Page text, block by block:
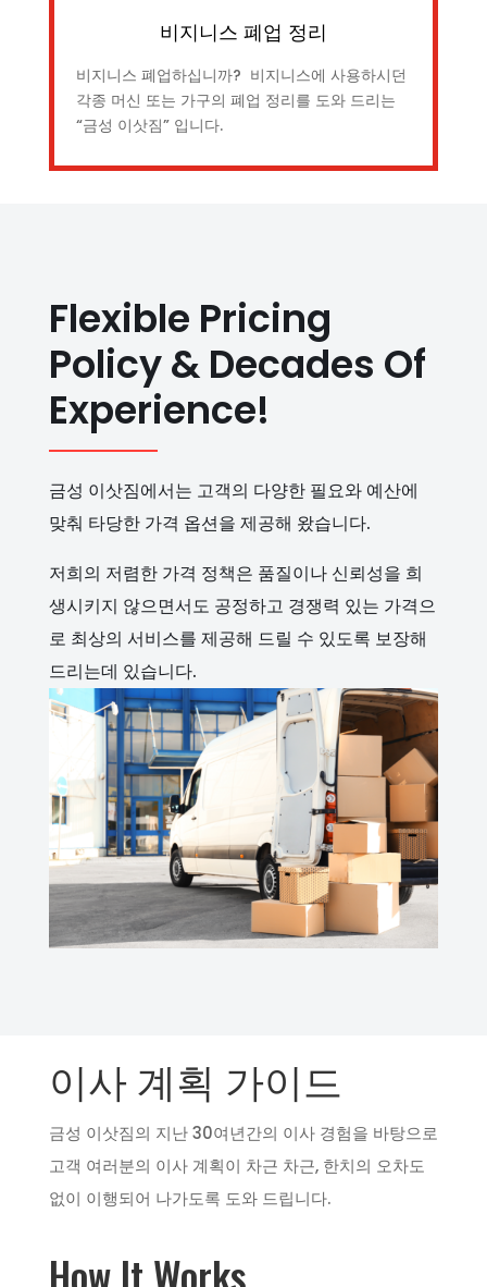
비지니스 폐업 정리
비지니스 폐업하십니까? 비지니스에 사용하시던
각종 머신 또는 가구의 폐업 정리를 도와 드리는
“금성 이삿짐” 입니다.
Flexible Pricing
Policy & Decades Of
Experience!
금성 이삿짐에서는 고객의 다양한 필요와 예산에
맞춰 타당한 가격 옵션을 제공해 왔습니다.
저희의 저렴한 가격 정책은 품질이나 신뢰성을 희
생시키지 않으면서도 공정하고 경쟁력 있는 가격으
로 최상의 서비스를 제공해 드릴 수 있도록 보장해
드리는데 있습니다.
이사 계획 가이드
금성 이삿짐의 지난 30여년간의 이사 경험을 바탕으로
고객 여러분의 이사 계획이 차근 차근, 한치의 오차도
없이 이행되어 나가도록 도와 드립니다.
How It Works